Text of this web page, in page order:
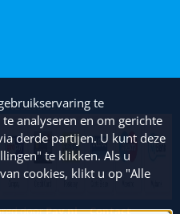
NL8203.95.109.B01
doorPay.nl Contact
te
analyseren en om gerichte
derde partijen. U kunt deze
te klikken. Als u
cookies, klikt u op "Alle